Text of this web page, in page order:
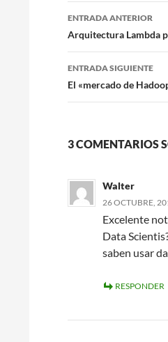
Navegación
de
entradas
ENTRADA ANTERIOR
Arquitectura Lambda
ENTRADA SIGUIENTE
El «mercado de
3 COMENTARIOS
Walter
26 OCTUBRE,
Excelente
Data
saben usar
RESPONDER